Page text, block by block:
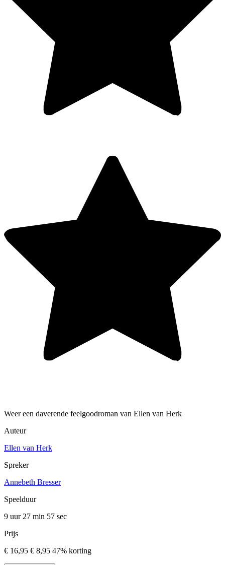
Weer een daverende feelgoodroman van Ellen van Herk
Auteur
Ellen van Herk
Spreker
Annebeth Bresser
Speelduur
9 uur 27 min 57 sec
Prijs
€ 16,95 € 8,95 47% korting